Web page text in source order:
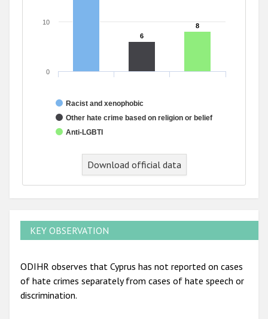
6
6
8
8
Racist and xenophobic
Other hate crime based on religion or belief
Anti-LGBTI
0
10
Download official data
KEY OBSERVATION
ODIHR observes that Cyprus has not reported on cases
of hate crimes separately from cases of hate speech or
discrimination.